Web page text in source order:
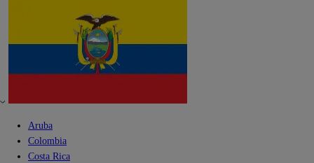
Aruba
Colombia
Costa Rica